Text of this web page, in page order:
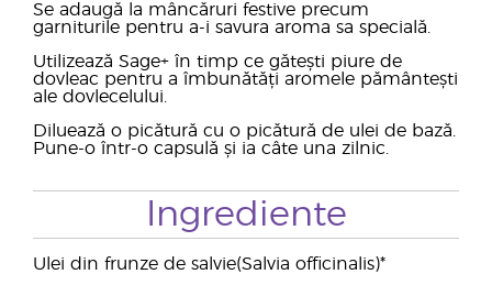
Se adaugă la mâncăruri festive precum
garniturile pentru a-i savura aroma sa specială.
Utilizează Sage+ în timp ce gătești piure de
dovleac pentru a îmbunătăți aromele pământești
ale dovlecelului.
Diluează o picătură cu o picătură de ulei de bază.
Pune-o într-o capsulă și ia câte una zilnic.
Ingrediente
Ulei din frunze de salvie(Salvia officinalis)*